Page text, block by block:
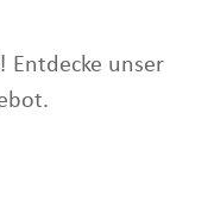
Entdecke unser